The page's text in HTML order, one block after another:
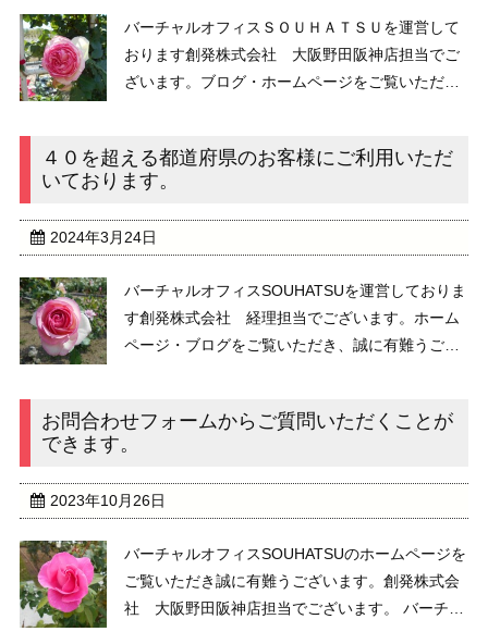
バーチャルオフィスＳＯＵＨＡＴＳＵを運営して
おります創発株式会社 大阪野田阪神店担当でご
ざいます。ブログ・ホームページをご覧いただき
そうと検討されている方も多いと思います。&nbs
...
４０を超える都道府県のお客様にご利用いただ
いております。
2024年3月24日
バーチャルオフィスSOUHATSUを運営しておりま
す創発株式会社 経理担当でございます。ホーム
ページ・ブログをご覧いただき、誠に有難うござ
ご好評をいただいており、これまで、４０を超 ...
お問合わせフォームからご質問いただくことが
できます。
2023年10月26日
バーチャルオフィスSOUHATSUのホームページを
ご覧いただき誠に有難うございます。創発株式会
社 大阪野田阪神店担当でございます。 バーチャ